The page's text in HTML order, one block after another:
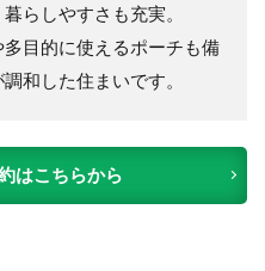
らしやすさも充実。
目的に使えるポーチも備
和した住まいです。
はこちらから